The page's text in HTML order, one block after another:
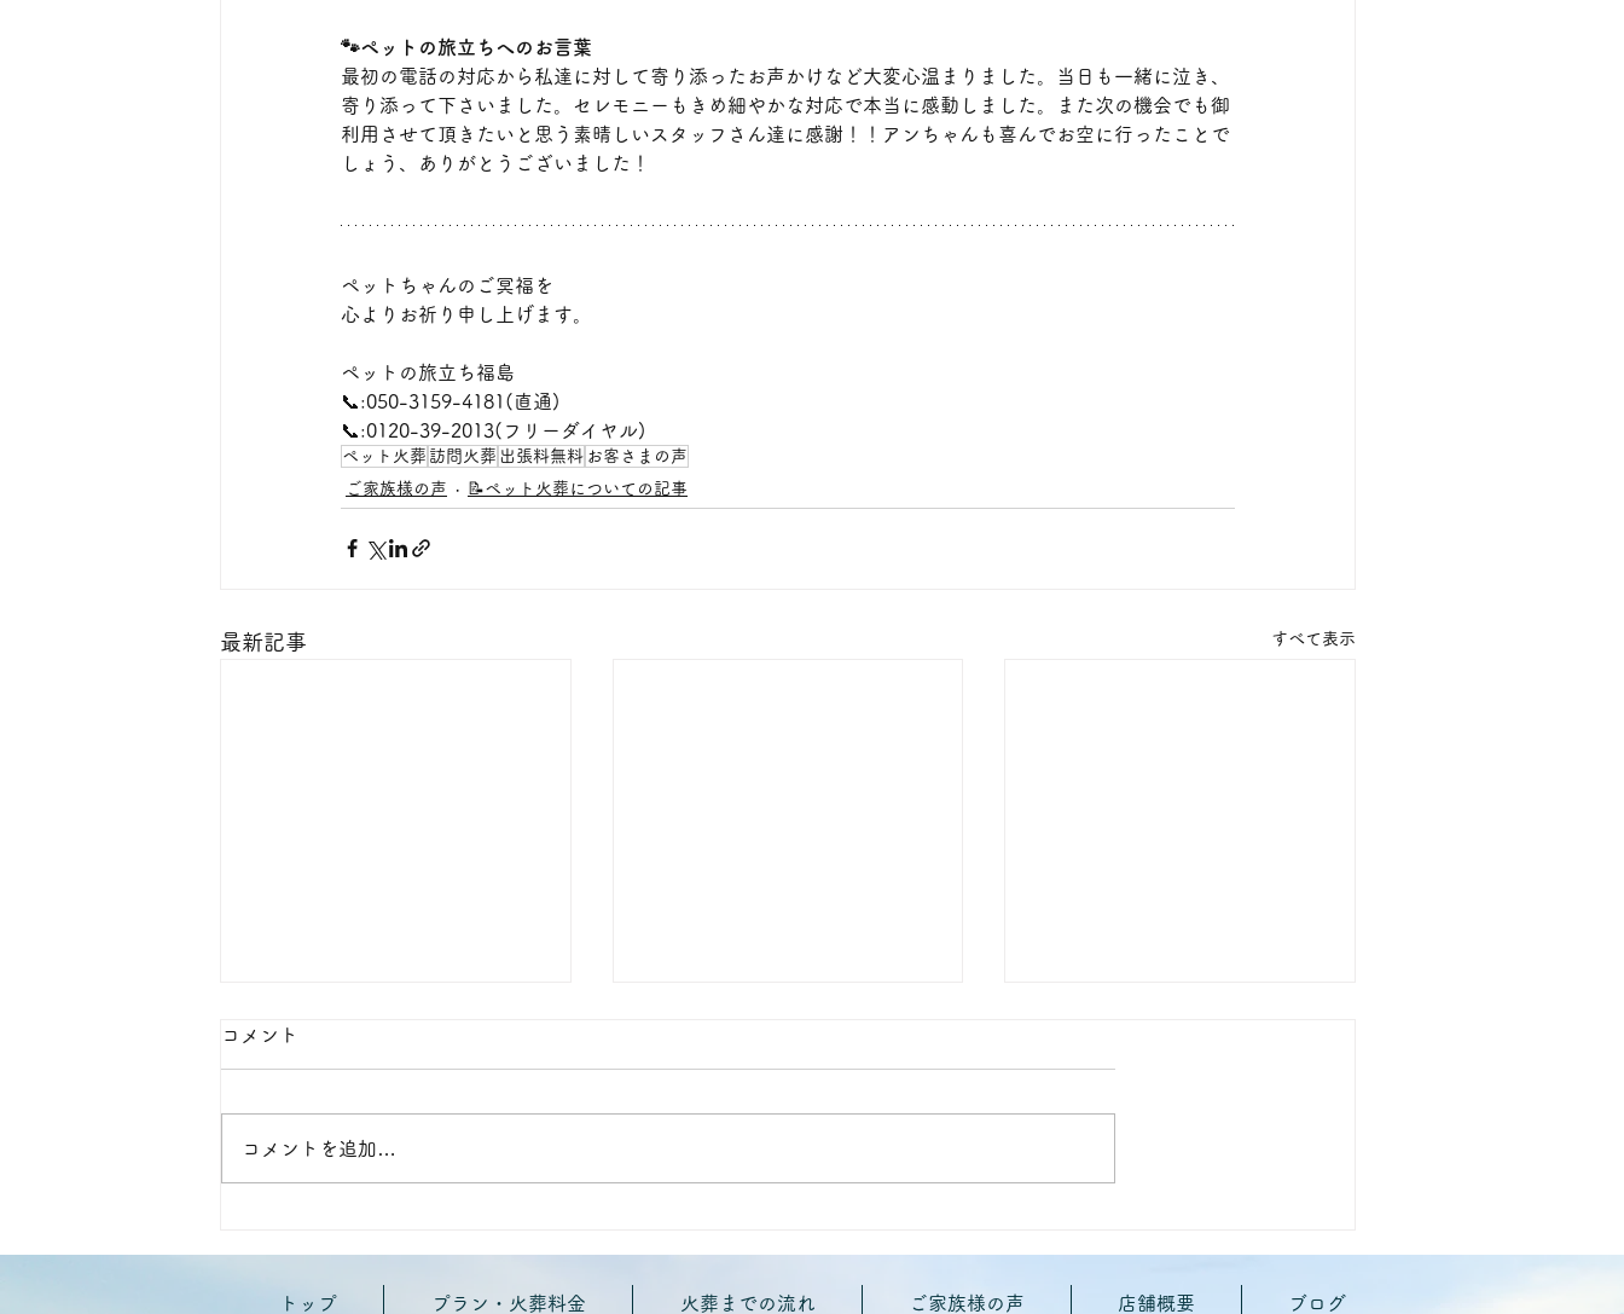
🐾ペットの旅立ちへのお言葉
最初の電話の対応から私達に対して寄り添ったお声かけなど大変心温まりました。当日も一緒に泣き、
寄り添って下さいました。セレモニーもきめ細やかな対応で本当に感動しました。また次の機会でも御
利用させて頂きたいと思う素晴しいスタッフさん達に感謝！！アンちゃんも喜んでお空に行ったことで
しょう、ありがとうございました！
ペットちゃんのご冥福を
心よりお祈り申し上げます。
ペットの旅立ち福島
📞:050-3159-4181(直通)
📞:0120-39-2013(フリーダイヤル)
ペット火葬 訪問火葬 出張料無料 お客さまの声
ご家族様の声
📝ペット火葬についての記事
最新記事 すべて表示
コメント
コメントを追加…
トップ プラン・火葬料金 火葬までの流れ ご家族様の声 店舗概要 ブログ